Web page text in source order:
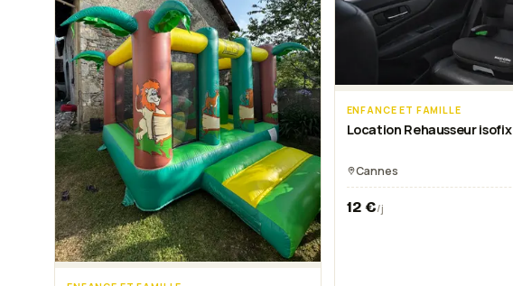
ENFANCE ET FAMILLE
Location Rehausseur isofix
Cannes
12€/j